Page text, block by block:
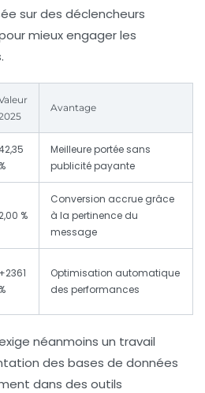
sur des déclencheurs
mieux engager les
Avantage
%
Meilleure portée sans
publicité payante
%
Conversion accrue grâce
à la pertinence du
message
+2361
%
Optimisation automatique
des performances
néanmoins un travail
des bases de données
dans des outils